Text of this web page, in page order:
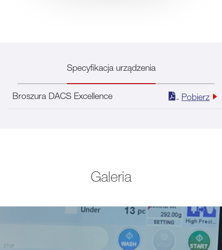
Specyfikacja urządzenia
Broszura DACS Excellence Pobierz
Galeria